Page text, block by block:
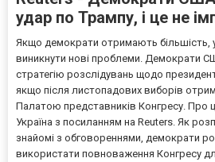
удар по Трампу, і це не
Якщо демократи отримають більшість,
виникнути нові проблеми. Демократи
стратегію розслідувань щодо
якщо після листопадових виборів
Палатою представників Конгресу. Про
Україна з посиланням на Reuters. Як
знайомі з обговореннями, демократи
використати повноваження Конгресу